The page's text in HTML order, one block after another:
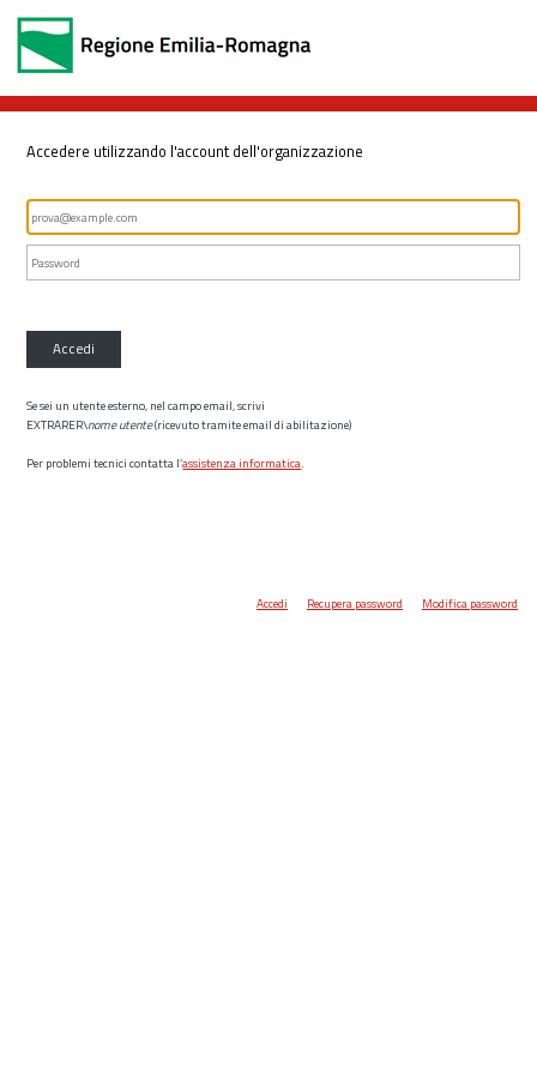
Accedere utilizzando l'account dell'organizzazione
Accedi
Se sei un utente esterno, nel campo email, scrivi
EXTRARER\nome utente(ricevuto tramite email di abilitazione)
Per problemi tecnici contatta l’assistenza informatica.
Accedi Recupera password Modifica password